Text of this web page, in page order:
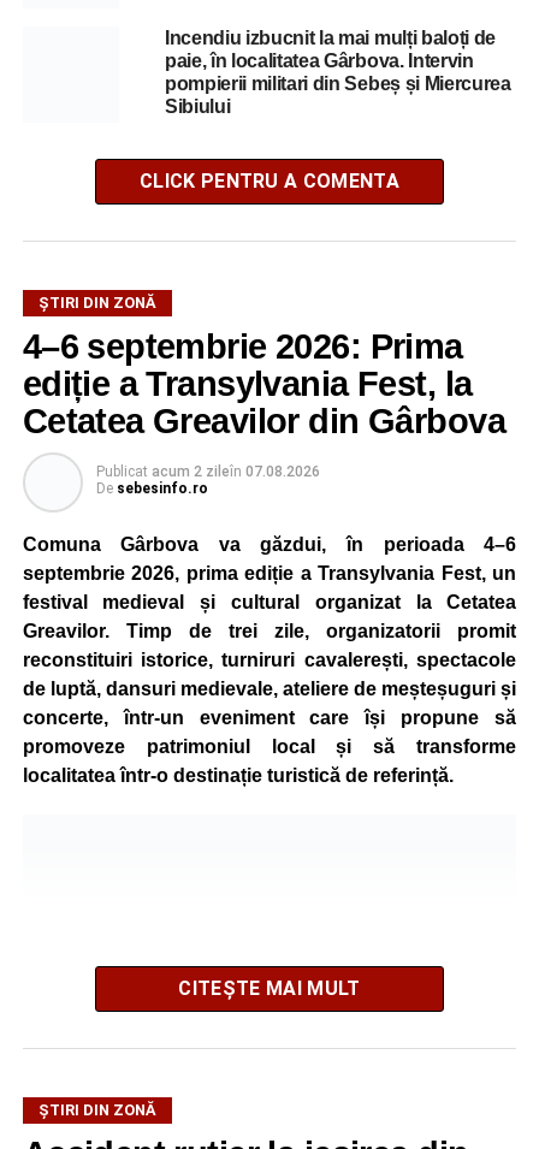
Incendiu izbucnit la mai mulți baloți de
paie, în localitatea Gârbova. Intervin
pompierii militari din Sebeș și Miercurea
Sibiului
CLICK PENTRU A COMENTA
ȘTIRI DIN ZONĂ
4–6 septembrie 2026: Prima
ediție a Transylvania Fest, la
Cetatea Greavilor din Gârbova
Publicat acum 2 zileîn 07.08.2026
De sebesinfo.ro
Comuna Gârbova va găzdui, în perioada 4–6
septembrie 2026, prima ediție a Transylvania Fest, un
festival medieval și cultural organizat la Cetatea
Greavilor. Timp de trei zile, organizatorii promit
reconstituiri istorice, turniruri cavalerești, spectacole
de luptă, dansuri medievale, ateliere de meșteșuguri și
concerte, într-un eveniment care își propune să
promoveze patrimoniul local și să transforme
localitatea într-o destinație turistică de referință.
Festivalul este organizat de
CITEȘTE MAI MULT
ȘTIRI DIN ZONĂ